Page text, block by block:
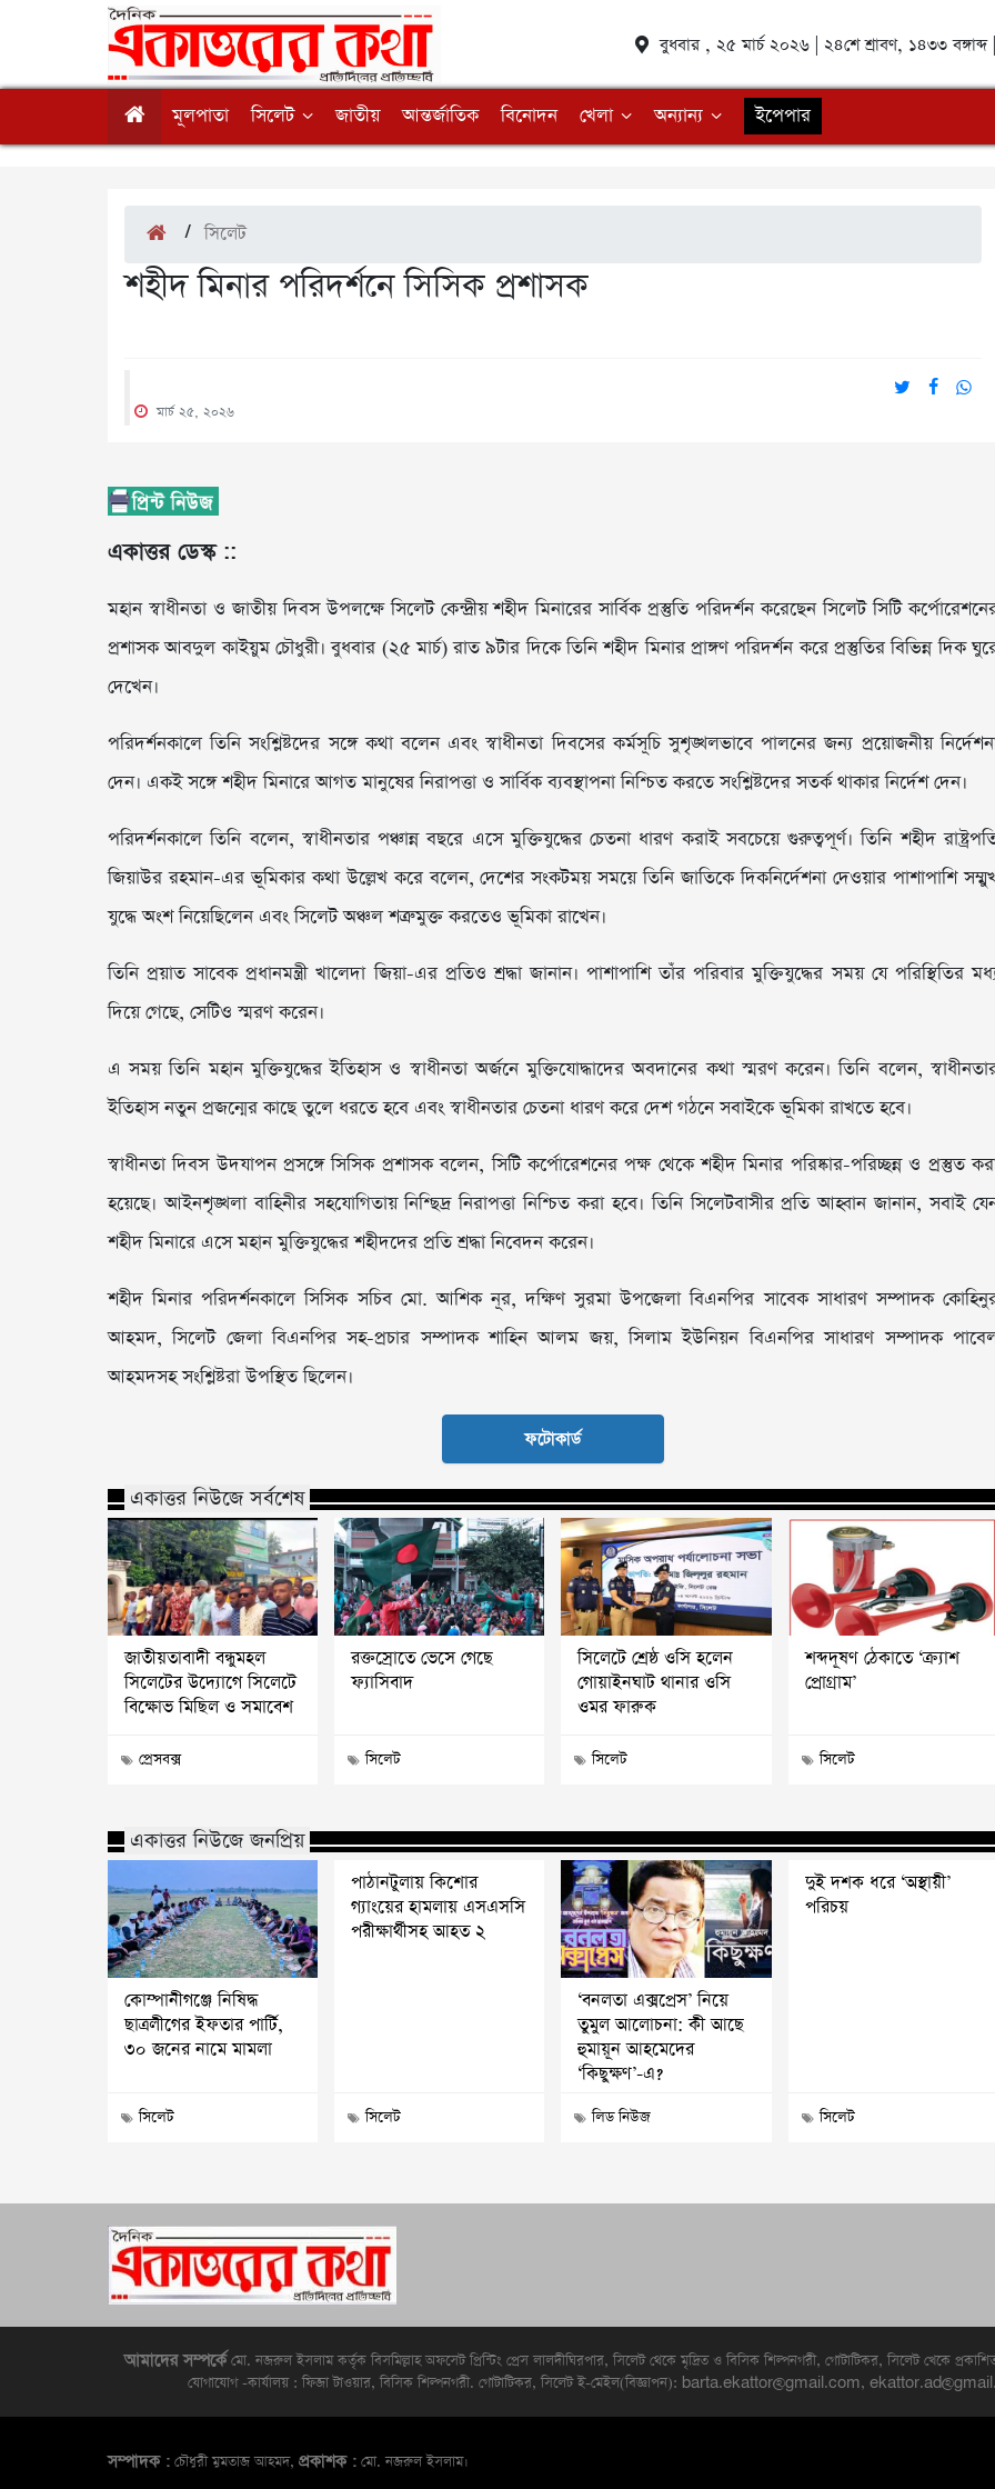
বুধবার , ২৫ মার্চ ২০২৬ | ২৪শে শ্রাবণ, ১৪৩৩
মূলপাতা সিলেট জাতীয় আন্তর্জাতিক বিনোদন খেলা অন্যান্য ইপেপার
/সিলেট
শহীদ মিনার পরিদর্শনে সিসিক প্রশাসক
মার্চ ২৫, ২০২৬
একাত্তর ডেস্ক ::
মহান স্বাধীনতা ও জাতীয় দিবস উপলক্ষে সিলেট কেন্দ্রীয় শহীদ মিনারের সার্বিক প্রস্তুতি পরিদর্শন করেছেন সিলেট সিটি
প্রশাসক আবদুল কাইয়ুম চৌধুরী। বুধবার (২৫ মার্চ) রাত ৯টার দিকে তিনি শহীদ মিনার প্রাঙ্গণ পরিদর্শন করে প্রস্তুতির বিভিন্ন দিক
দেখেন।
পরিদর্শনকালে তিনি সংশ্লিষ্টদের সঙ্গে কথা বলেন এবং স্বাধীনতা দিবসের কর্মসূচি সুশৃঙ্খলভাবে পালনের জন্য প্রয়োজনীয়
দেন। একই সঙ্গে শহীদ মিনারে আগত মানুষের নিরাপত্তা ও সার্বিক ব্যবস্থাপনা নিশ্চিত করতে সংশ্লিষ্টদের সতর্ক থাকার নির্দেশ দেন।
পরিদর্শনকালে তিনি বলেন, স্বাধীনতার পঞ্চান্ন বছরে এসে মুক্তিযুদ্ধের চেতনা ধারণ করাই সবচেয়ে গুরুত্বপূর্ণ। তিনি শহীদ
জিয়াউর রহমান-এর ভূমিকার কথা উল্লেখ করে বলেন, দেশের সংকটময় সময়ে তিনি জাতিকে দিকনির্দেশনা দেওয়ার পাশাপাশি
যুদ্ধে অংশ নিয়েছিলেন এবং সিলেট অঞ্চল শত্রুমুক্ত করতেও ভূমিকা রাখেন।
তিনি প্রয়াত সাবেক প্রধানমন্ত্রী খালেদা জিয়া-এর প্রতিও শ্রদ্ধা জানান। পাশাপাশি তাঁর পরিবার মুক্তিযুদ্ধের সময় যে পরিস্থিতির
দিয়ে গেছে, সেটিও স্মরণ করেন।
এ সময় তিনি মহান মুক্তিযুদ্ধের ইতিহাস ও স্বাধীনতা অর্জনে মুক্তিযোদ্ধাদের অবদানের কথা স্মরণ করেন। তিনি বলেন,
ইতিহাস নতুন প্রজন্মের কাছে তুলে ধরতে হবে এবং স্বাধীনতার চেতনা ধারণ করে দেশ গঠনে সবাইকে ভূমিকা রাখতে হবে।
স্বাধীনতা দিবস উদযাপন প্রসঙ্গে সিসিক প্রশাসক বলেন, সিটি কর্পোরেশনের পক্ষ থেকে শহীদ মিনার পরিষ্কার-পরিচ্ছন্ন ও প্রস্তুত
হয়েছে। আইনশৃঙ্খলা বাহিনীর সহযোগিতায় নিশ্ছিদ্র নিরাপত্তা নিশ্চিত করা হবে। তিনি সিলেটবাসীর প্রতি আহ্বান জানান, সবাই
শহীদ মিনারে এসে মহান মুক্তিযুদ্ধের শহীদদের প্রতি শ্রদ্ধা নিবেদন করেন।
শহীদ মিনার পরিদর্শনকালে সিসিক সচিব মো. আশিক নূর, দক্ষিণ সুরমা উপজেলা বিএনপির সাবেক সাধারণ সম্পাদক
আহমদ, সিলেট জেলা বিএনপির সহ-প্রচার সম্পাদক শাহিন আলম জয়, সিলাম ইউনিয়ন বিএনপির সাধারণ সম্পাদক
আহমদসহ সংশ্লিষ্টরা উপস্থিত ছিলেন।
ফটোকার্ড
একাত্তর নিউজে সর্বশেষ
জাতীয়তাবাদী বন্ধুমহল
সিলেটের উদ্যোগে সিলেটে
বিক্ষোভ মিছিল ও সমাবেশ
প্রেসবক্স
রক্তস্রোতে ভেসে গেছে
ফ্যাসিবাদ
সিলেট
সিলেটে শ্রেষ্ঠ ওসি হলেন
গোয়াইনঘাট থানার ওসি
ওমর ফারুক
সিলেট
শব্দদূষণ ঠেকাতে ‘ক্র্যাশ
প্রোগ্রাম’
সিলেট
একাত্তর নিউজে জনপ্রিয়
কোম্পানীগঞ্জে নিষিদ্ধ
ছাত্রলীগের ইফতার পার্টি,
৩০ জনের নামে মামলা
সিলেট
পাঠানটুলায় কিশোর
গ্যাংয়ের হামলায় এসএসসি
পরীক্ষার্থীসহ আহত ২
সিলেট
‘বনলতা এক্সপ্রেস’ নিয়ে
তুমুল আলোচনা: কী আছে
হুমায়ূন আহমেদের
‘কিছুক্ষণ’-এ?
লিড নিউজ
দুই দশক ধরে ‘অস্থায়ী’
পরিচয়
সিলেট
আমাদের সম্পর্কেমো. নজরুল ইসলাম কর্তৃক বিসমিল্লাহ অফসেট প্রিন্টিং প্রেস লালদীঘিরপার, সিলেট থেকে মৃদ্রিত ও বিসিক শিল্পনগরী, গোটাটিকর, সিলেট খেকে
যোগাযোগ -কার্যালয় : ফিজা টাওয়ার, বিসিক শিল্পনগরী. গোটাটিকর, সিলেট ই-মেইল(বিজ্ঞাপন): barta.ekattor@gmail.com,
সম্পাদক : চৌধুরী মুমতাজ আহমদ, প্রকাশক : মো. নজরুল ইসলাম।